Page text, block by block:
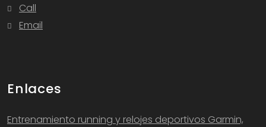
Call
Email
Enlaces
Entrenamiento running y relojes deportivos Garmin,